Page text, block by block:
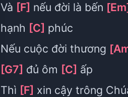
Và [F] nếu đời là bến
hạnh [C] phúc
Nếu cuộc đời thương
[G7] đủ ôm [C] ấp
Thì [F] xin cậy trông